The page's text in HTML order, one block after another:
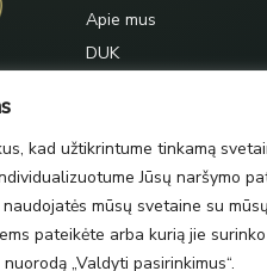
kad užtikrintume tinkamą
Jūsų naršymo
mūsų svetaine su
pateikėte arba kurią jie
„Valdyti pasirinkimus“.
Apie mus
DUK
Kontaktai